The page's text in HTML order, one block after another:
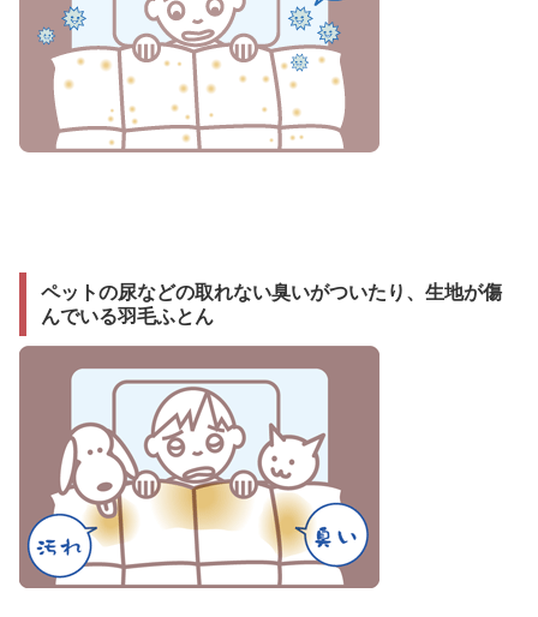
ペットの尿などの取れない臭いがついたり、生地が傷
んでいる羽毛ふとん